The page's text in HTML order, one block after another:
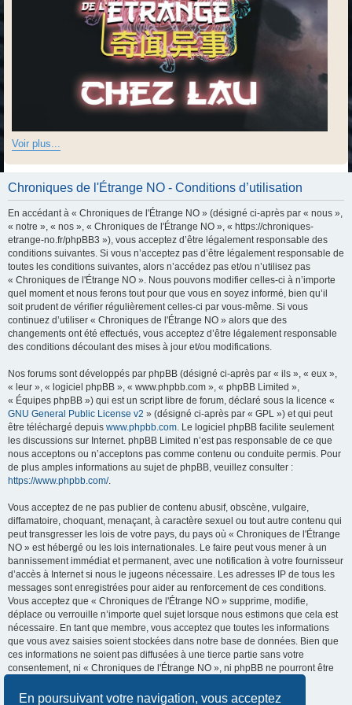
En poursuivant votre navigation, vous acceptez
Voir plus...
Chroniques de l'Étrange NO - Conditions d’utilisation
En accédant à « Chroniques de l'Étrange NO » (désigné ci-après par « nous »,
« notre », « nos », « Chroniques de l'Étrange NO », « https://chroniques-
etrange-no.fr/phpBB3 »), vous acceptez d’être légalement responsable des
conditions suivantes. Si vous n’acceptez pas d’être légalement responsable de
toutes les conditions suivantes, alors n’accédez pas et/ou n’utilisez pas
« Chroniques de l'Étrange NO ». Nous pouvons modifier celles-ci à n’importe
quel moment et nous ferons tout pour que vous en soyez informé, bien qu’il
soit prudent de vérifier régulièrement celles-ci par vous-même. Si vous
continuez d’utiliser « Chroniques de l'Étrange NO » alors que des
changements ont été effectués, vous acceptez d’être légalement responsable
des conditions découlant des mises à jour et/ou modifications.
Nos forums sont développés par phpBB (désigné ci-après par « ils », « eux »,
« leur », « logiciel phpBB », « www.phpbb.com », « phpBB Limited »,
« Équipes phpBB ») qui est un script libre de forum, déclaré sous la licence «
GNU General Public License v2 » (désigné ci-après par « GPL ») et qui peut
être téléchargé depuis www.phpbb.com . Le logiciel phpBB facilite seulement
les discussions sur Internet. phpBB Limited n’est pas responsable de ce que
nous acceptons ou n’acceptons pas comme contenu ou conduite permis. Pour
de plus amples informations au sujet de phpBB, veuillez consulter :
https://www.phpbb.com/.
Vous acceptez de ne pas publier de contenu abusif, obscène, vulgaire,
diffamatoire, choquant, menaçant, à caractère sexuel ou tout autre contenu qui
peut transgresser les lois de votre pays, du pays où « Chroniques de l'Étrange
NO » est hébergé ou les lois internationales. Le faire peut vous mener à un
bannissement immédiat et permanent, avec une notification à votre fournisseur
d’accès à Internet si nous le jugeons nécessaire. Les adresses IP de tous les
messages sont enregistrées pour aider au renforcement de ces conditions.
Vous acceptez que « Chroniques de l'Étrange NO » supprime, modifie,
déplace ou verrouille n’importe quel sujet lorsque nous estimons que cela est
nécessaire. En tant que membre, vous acceptez que toutes les informations
que vous avez saisies soient stockées dans notre base de données. Bien que
ces informations ne soient pas diffusées à une tierce partie sans votre
consentement, ni « Chroniques de l'Étrange NO », ni phpBB ne pourront être
compromettre les données.